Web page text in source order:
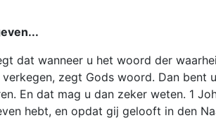
dat wanneer u het woord der
zegt Gods woord. Dan
En dat mag u dan zeker weten. 1
hebt, en opdat gij gelooft in den